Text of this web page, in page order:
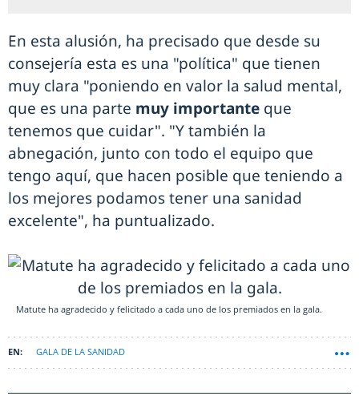
En esta alusión, ha precisado que desde su
consejería esta es una "política" que tienen
muy clara "poniendo en valor la salud mental,
que es una parte muy importante que
tenemos que cuidar". "Y también la
abnegación, junto con todo el equipo que
tengo aquí, que hacen posible que teniendo a
los mejores podamos tener una sanidad
excelente", ha puntualizado.
Matute ha agradecido y felicitado a cada uno de los premiados en la gala.
GALA DE LA SANIDAD